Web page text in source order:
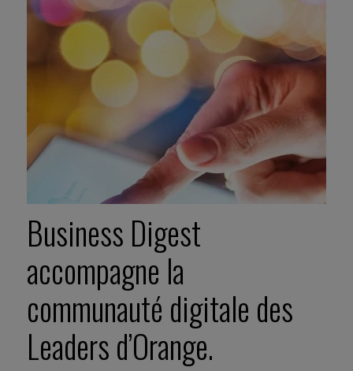
Business Digest
accompagne la
communauté digitale des
Leaders d’Orange.